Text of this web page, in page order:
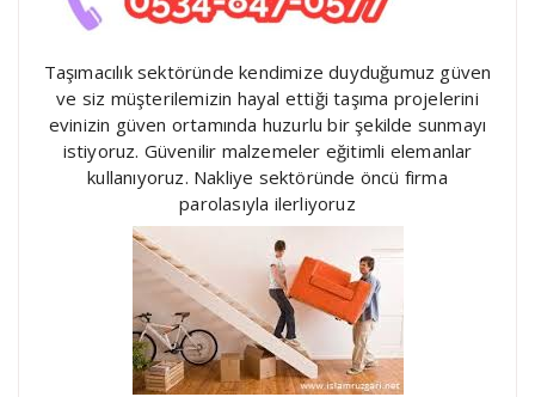
Taşımacılık sektöründe kendimize duyduğumuz güven
ve siz müşterilemizin hayal ettiği taşıma projelerini
evinizin güven ortamında huzurlu bir şekilde sunmayı
istiyoruz. Güvenilir malzemeler eğitimli elemanlar
kullanıyoruz. Nakliye sektöründe öncü firma
parolasıyla ilerliyoruz